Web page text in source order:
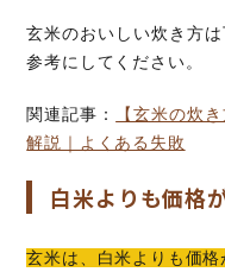
玄米のおいしい炊き方
参考にしてください。
関連記事：
【玄米の炊
解説｜よくある失敗
白米よりも価格
玄米は、白米よりも価格